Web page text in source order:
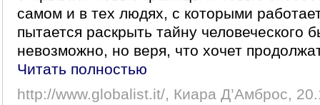
самом и в тех людях, с которыми
пытается раскрыть тайну человеческого
невозможно, но веря, что хочет
Читать полностью
http://www.globalist.it/, Киара Д’Амброс,